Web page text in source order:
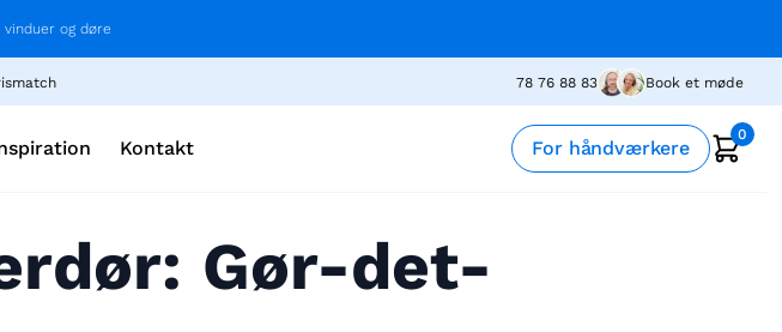
og døre
78 76 88 83 Book et møde
Kontakt For håndværkere
0
Gør-det-